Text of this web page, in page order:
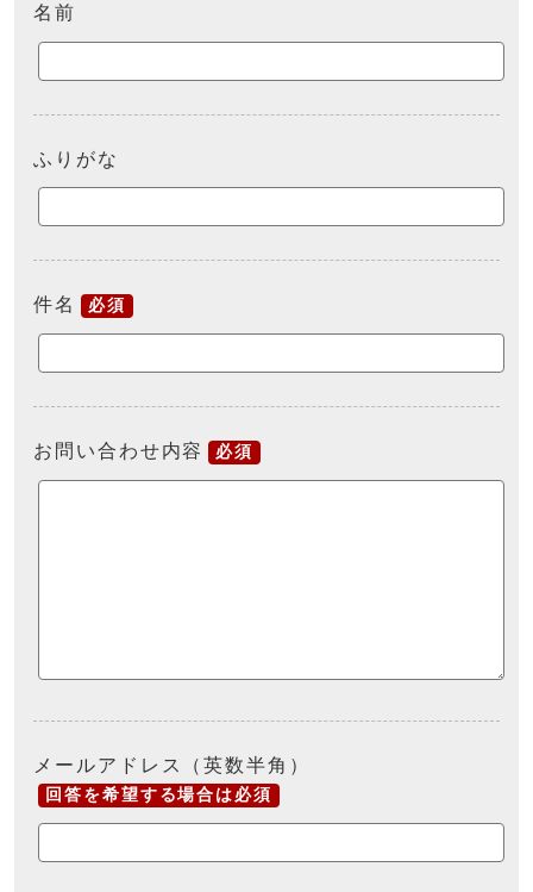
名前
ふりがな
件名 必須
お問い合わせ内容 必須
メールアドレス（英数半角）
回答を希望する場合は必須